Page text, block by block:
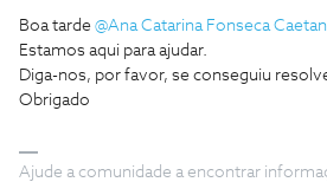
Boa tarde @Ana Catarina Fonseca
Estamos aqui para ajudar.
Diga-nos, por favor, se conseguiu
Obrigado
Ajude a comunidade a encontrar